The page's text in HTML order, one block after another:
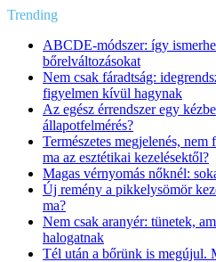
Trending
ABCDE‑módszer: így
bőrelváltozásokat
Nem csak fáradtság:
figyelmen kívül hagynak
Az egész érrendszer egy
állapotfelmérés?
Természetes megjelenés,
ma az esztétikai kezelésektől?
Magas vérnyomás nőknél:
Új remény a pikkelysömör
ma?
Nem csak aranyér: tünetek,
halogatnak
Tél után a bőrünk is megújul.